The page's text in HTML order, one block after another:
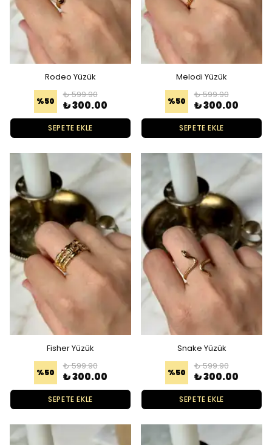
Rodeo Yüzük
%50
₺ 599.90
₺ 300.00
SEPETE EKLE
Melodi Yüzük
%50
₺ 599.90
₺ 300.00
SEPETE EKLE
Fisher Yüzük
%50
₺ 599.90
₺ 300.00
SEPETE EKLE
Snake Yüzük
%50
₺ 599.90
₺ 300.00
SEPETE EKLE